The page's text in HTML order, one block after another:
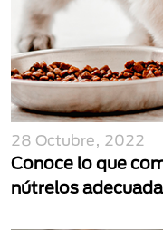
28 Octubre, 2022
Conoce lo que
nútrelos